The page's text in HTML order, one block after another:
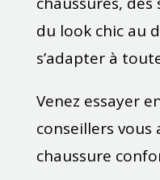
du look chic au
s’adapter à
Venez essayer
conseillers
chaussure